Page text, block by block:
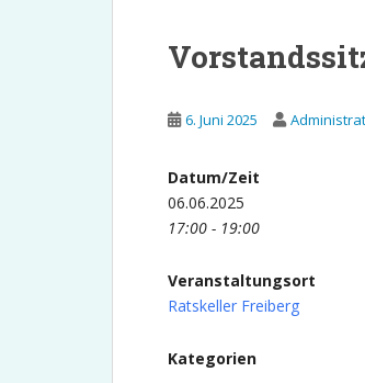
6. Juni 2025
Datum/Zeit
06.06.2025
17:00 - 19:00
Veranstaltungsort
Ratskeller Freiberg
Kategorien